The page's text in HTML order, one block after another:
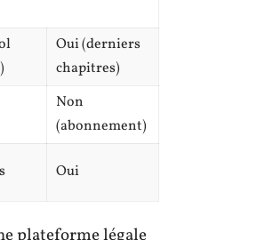
Oui (derniers
chapitres)
Non
(abonnement)
Oui